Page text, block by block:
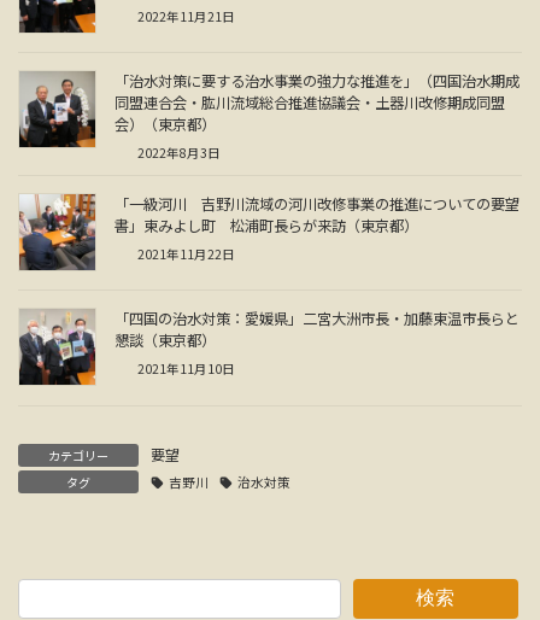
2022年11月21日
「治水対策に要する治水事業の強力な推進を」（四国治水期成
同盟連合会・肱川流域総合推進協議会・土器川改修期成同盟
会）（東京都）
2022年8月3日
「一級河川 吉野川流域の河川改修事業の推進についての要望
書」東みよし町 松浦町長らが来訪（東京都）
2021年11月22日
「四国の治水対策：愛媛県」二宮大洲市長・加藤東温市長らと
懇談（東京都）
2021年11月10日
カテゴリー 要望
タグ 吉野川 治水対策
検索